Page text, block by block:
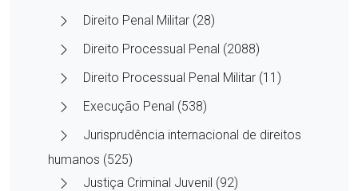
Direito Penal Militar (28)
Direito Processual Penal (2088)
Direito Processual Penal Militar (11)
Execução Penal (538)
Jurisprudência internacional de direitos
humanos (525)
Justiça Criminal Juvenil (92)